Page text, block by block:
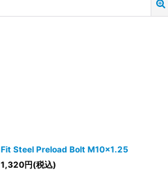
Fit Steel Preload Bolt M10x1.25
1,320円(税込)